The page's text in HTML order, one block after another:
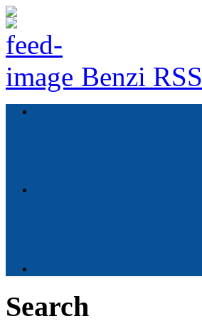
Benzi RSS
Search